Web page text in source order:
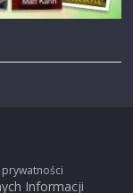
Informacji